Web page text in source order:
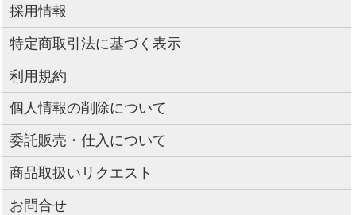
採用情報
特定商取引法に基づく表示
利用規約
個人情報の削除について
委託販売・仕入について
商品取扱いリクエスト
お問合せ